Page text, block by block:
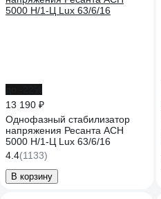
13 190 ₽
Однофазный стабилизатор
напряжения Ресанта АСН
5000 Н/1-Ц Lux 63/6/16
4.4(1133)
В корзину